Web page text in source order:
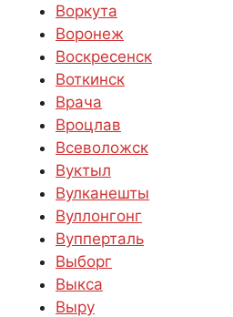
Воркута
Воронеж
Воскресенск
Воткинск
Врача
Вроцлав
Всеволожск
Вуктыл
Вулканешты
Вуллонгонг
Вупперталь
Выборг
Выкса
Выру